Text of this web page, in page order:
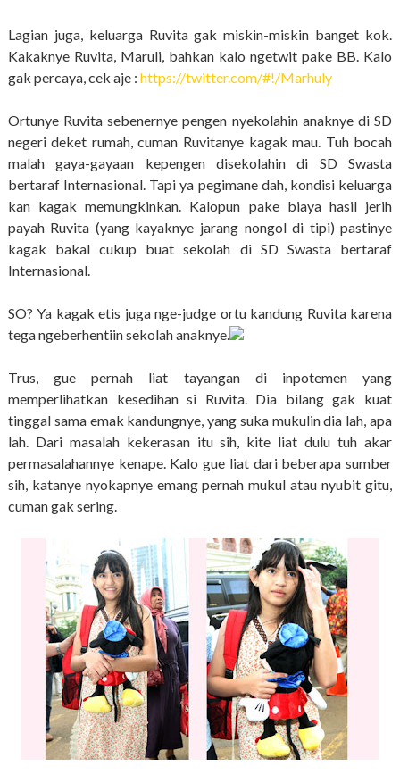
Lagian juga, keluarga Ruvita gak miskin-miskin banget kok.
Kakaknye Ruvita, Maruli, bahkan kalo ngetwit pake BB. Kalo
gak percaya, cek aje : https://twitter.com/#!/Marhuly
Ortunye Ruvita sebenernye pengen nyekolahin anaknye di SD
negeri deket rumah, cuman Ruvitanye kagak mau. Tuh bocah
malah gaya-gayaan kepengen disekolahin di SD Swasta
bertaraf Internasional. Tapi ya pegimane dah, kondisi keluarga
kan kagak memungkinkan. Kalopun pake biaya hasil jerih
payah Ruvita (yang kayaknye jarang nongol di tipi) pastinye
kagak bakal cukup buat sekolah di SD Swasta bertaraf
Internasional.
SO? Ya kagak etis juga nge-judge ortu kandung Ruvita karena
tega ngeberhentiin sekolah anaknye.
Trus, gue pernah liat tayangan di inpotemen yang
memperlihatkan kesedihan si Ruvita. Dia bilang gak kuat
tinggal sama emak kandungnye, yang suka mukulin dia lah, apa
lah. Dari masalah kekerasan itu sih, kite liat dulu tuh akar
permasalahannye kenape. Kalo gue liat dari beberapa sumber
sih, katanye nyokapnye emang pernah mukul atau nyubit gitu,
cuman gak sering.